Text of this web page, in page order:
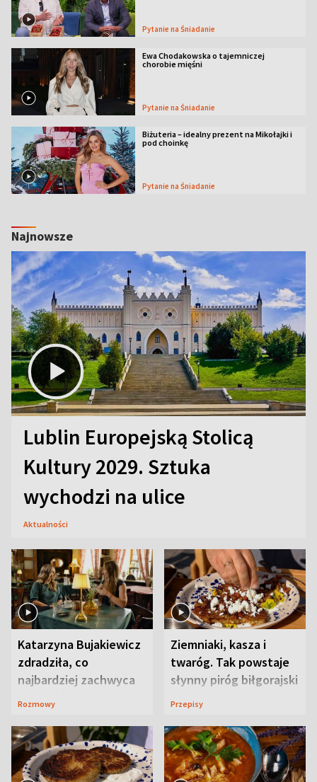
Pytanie na Śniadanie
Ewa Chodakowska o tajemniczej
chorobie mięśni
Pytanie na Śniadanie
Biżuteria – idealny prezent na Mikołajki i
pod choinkę
Pytanie na Śniadanie
Najnowsze
Lublin Europejską Stolicą
Kultury 2029. Sztuka
wychodzi na ulice
Aktualności
Katarzyna Bujakiewicz
zdradziła, co
najbardziej zachwyca
ją w Lublinie
Rozmowy
Ziemniaki, kasza i
twaróg. Tak powstaje
słynny piróg biłgorajski
Przepisy